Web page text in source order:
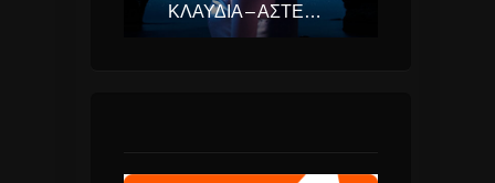
ΚΛΑΥΔΊΑ – ΑΣΤΕΡΟΜΆΤΑ (EUROVISION ΕΛΛΆΔΑ 2025)